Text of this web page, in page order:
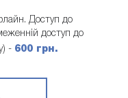
Доступ до
доступ до
- 600 грн.